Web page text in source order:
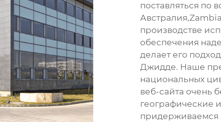
поставляться по
производстве
обеспечения
делает его
Джидде. Наше
национальных
веб-сайта очень
географические
придерживаемся